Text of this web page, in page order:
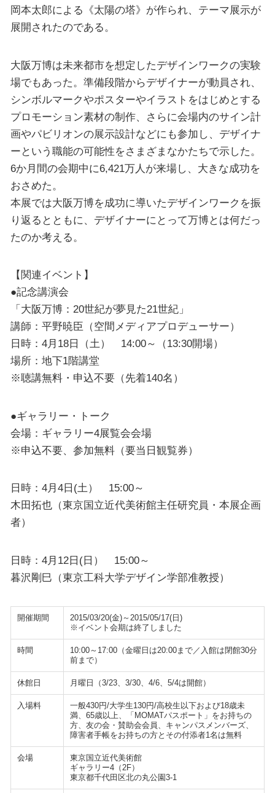
岡本太郎による《太陽の塔》が作られ、テーマ展示が
展開されたのである。
大阪万博は未来都市を想定したデザインワークの実験
場でもあった。準備段階からデザイナーが動員され、
シンボルマークやポスターやイラストをはじめとする
プロモーション素材の制作、さらに会場内のサイン計
画やパビリオンの展示設計などにも参加し、デザイナ
ーという職能の可能性をさまざまなかたちで示した。
6か月間の会期中に6,421万人が来場し、大きな成功を
おさめた。
本展では大阪万博を成功に導いたデザインワークを振
り返るとともに、デザイナーにとって万博とは何だっ
たのか考える。
【関連イベント】
●記念講演会
「大阪万博：20世紀が夢見た21世紀」
講師：平野暁臣（空間メディアプロデューサー）
日時：4月18日（土） 14:00～（13:30開場）
場所：地下1階講堂
※聴講無料・申込不要（先着140名）
●ギャラリー・トーク
会場：ギャラリー4展覧会会場
※申込不要、参加無料（要当日観覧券）
日時：4月4日(土） 15:00～
木田拓也（東京国立近代美術館主任研究員・本展企画
者）
日時：4月12日(日） 15:00～
暮沢剛巳（東京工科大学デザイン学部准教授）
開催期間
2015/03/20(金)～2015/05/17(日)
※イベント会期は終了しました
時間
10:00～17:00（金曜日は20:00まで／入館は閉館30分
前まで）
休館日 月曜日（3/23、3/30、4/6、5/4は開館）
入場料
一般430円/大学生130円/高校生以下および18歳未
満、65歳以上、「MOMATパスポート」をお持ちの
方、友の会・賛助会会員、キャンパスメンバーズ、
障害者手帳をお持ちの方とその付添者1名は無料
会場
東京国立近代美術館
ギャラリー4（2F）
東京都千代田区北の丸公園3-1